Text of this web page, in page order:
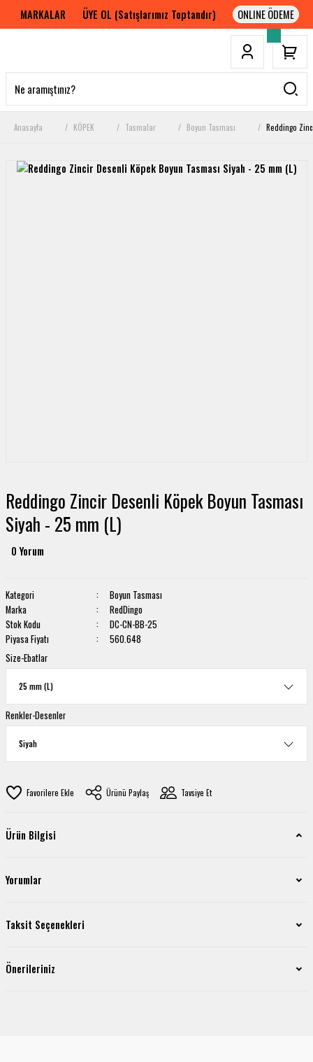
MARKALAR ÜYE OL (Satışlarımız Toptandır)
Anasayfa KÖPEK Tasmalar Boyun Tasması Reddingo
Reddingo Zincir Desenli Köpek Boyun Tasması
Siyah - 25 mm (L)
0 Yorum
Kategori
Boyun Tasması
Marka
RedDingo
Stok Kodu
DC-CN-BB-25
Piyasa Fiyatı
560.648
Size-Ebatlar
Renkler-Desenler
Ürünü Paylaş Tavsiye Et
Ürün Bilgisi
Yorumlar
Taksit Seçenekleri
Önerileriniz